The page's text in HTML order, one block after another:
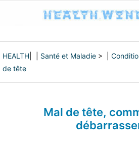
HEALTH Santé et Maladie > |
de tête
Mal de tête,